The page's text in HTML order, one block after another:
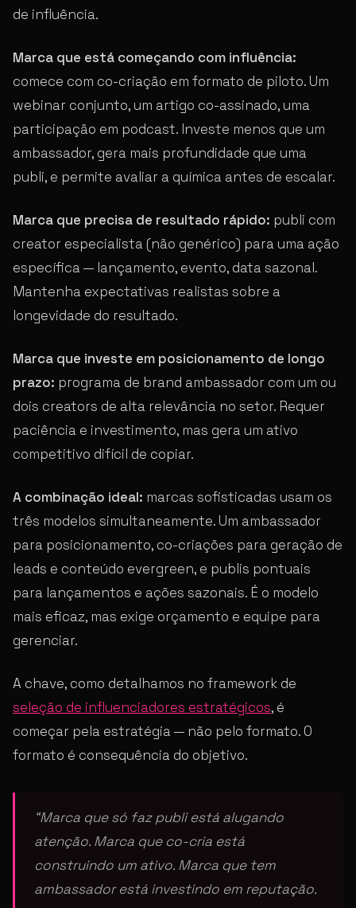
de influência.
Marca que está começando com influência:
comece com co-criação em formato de piloto. Um
webinar conjunto, um artigo co-assinado, uma
participação em podcast. Investe menos que um
ambassador, gera mais profundidade que uma
publi, e permite avaliar a química antes de escalar.
Marca que precisa de resultado rápido: publi com
creator especialista (não genérico) para uma ação
específica — lançamento, evento, data sazonal.
Mantenha expectativas realistas sobre a
longevidade do resultado.
Marca que investe em posicionamento de longo
prazo: programa de brand ambassador com um ou
dois creators de alta relevância no setor. Requer
paciência e investimento, mas gera um ativo
competitivo difícil de copiar.
A combinação ideal: marcas sofisticadas usam os
três modelos simultaneamente. Um ambassador
para posicionamento, co-criações para geração de
leads e conteúdo evergreen, e publis pontuais
para lançamentos e ações sazonais. É o modelo
mais eficaz, mas exige orçamento e equipe para
gerenciar.
A chave, como detalhamos no framework de
seleção de influenciadores estratégicos, é
começar pela estratégia — não pelo formato. O
formato é consequência do objetivo.
“Marca que só faz publi está alugando
atenção. Marca que co-cria está
construindo um ativo. Marca que tem
ambassador está investindo em reputação.